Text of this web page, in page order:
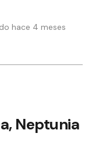
hace 4 meses
Neptunia